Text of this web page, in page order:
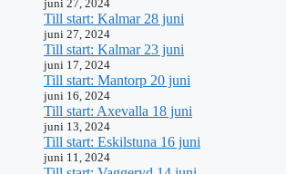
juni 27, 2024
Till start: Kalmar 28 juni
juni 27, 2024
Till start: Kalmar 23 juni
juni 17, 2024
Till start: Mantorp 20 juni
juni 16, 2024
Till start: Axevalla 18 juni
juni 13, 2024
Till start: Eskilstuna 16 juni
juni 11, 2024